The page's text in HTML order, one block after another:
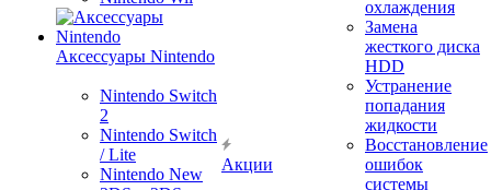
Аксессуары Nintendo
Nintendo Switch
2
Nintendo Switch
/ Lite
Nintendo New
Акции
охлаждения
Замена
жесткого диска
HDD
Устранение
попадания
жидкости
Восстановление
ошибок
системы